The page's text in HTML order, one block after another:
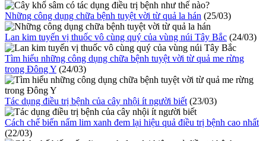
Những công dụng chữa bệnh tuyệt vời từ quả la hán (25/03)
Lan kim tuyến vị thuốc vô cùng quý của vùng núi Tây Bắc (24/03)
Tìm hiểu những công dụng chữa bệnh tuyệt vời từ quả me rừng
trong Đông Y (24/03)
Tác dụng điều trị bệnh của cây nhội ít người biết (23/03)
Cách chế biến nấm lim xanh đem lại hiệu quả điều trị bệnh cao nhất
(22/03)